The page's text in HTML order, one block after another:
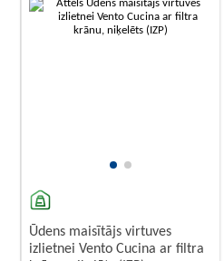
Ūdens maisītājs virtuves
izlietnei Vento Cucina ar filtra